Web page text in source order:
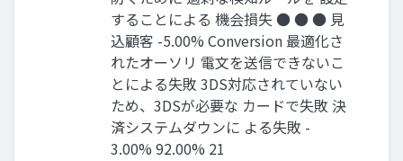
することによる 機会損失 ● ● ● 見
込顧客 -5.00% Conversion 最適化さ
れたオーソリ 電文を送信できないこ
とによる失敗 3DS対応されていない
ため、3DSが必要な カードで失敗 決
済システムダウンに よる失敗 -
3.00% 92.00% 21